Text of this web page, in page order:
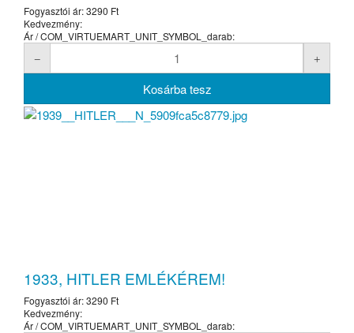
Fogyasztói ár:3290 Ft
Kedvezmény:
Ár / COM_VIRTUEMART_UNIT_SYMBOL_darab:
1933, HITLER EMLÉKÉREM!
Fogyasztói ár:3290 Ft
Kedvezmény:
Ár / COM_VIRTUEMART_UNIT_SYMBOL_darab: